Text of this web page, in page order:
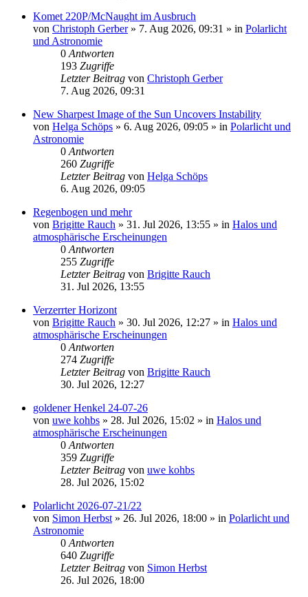
Komet 220P/McNaught im Ausbruch
von Christoph Gerber» 7. Aug 2026, 09:31 » in Polarlicht
und Astronomie
0 Antworten
193 Zugriffe
Letzter Beitrag von Christoph Gerber
7. Aug 2026, 09:31
New Sharpest Image of the Sun Uncovers Instability
von Helga Schöps » 6. Aug 2026, 09:05 » in Polarlicht und
Astronomie
0 Antworten
260 Zugriffe
Letzter Beitrag von Helga Schöps
6. Aug 2026, 09:05
Regenbogen und mehr
von Brigitte Rauch » 31. Jul 2026, 13:55 » in Halos und
atmosphärische Erscheinungen
0 Antworten
255 Zugriffe
Letzter Beitrag von Brigitte Rauch
31. Jul 2026, 13:55
Verzerrter Horizont
von Brigitte Rauch » 30. Jul 2026, 12:27 » in Halos und
atmosphärische Erscheinungen
0 Antworten
274 Zugriffe
Letzter Beitrag von Brigitte Rauch
30. Jul 2026, 12:27
goldener Henkel 24-07-26
von uwe kohbs » 28. Jul 2026, 15:02 » in Halos und
atmosphärische Erscheinungen
0 Antworten
359 Zugriffe
Letzter Beitrag von uwe kohbs
28. Jul 2026, 15:02
Polarlicht 2026-07-21/22
von Simon Herbst » 26. Jul 2026, 18:00 » in Polarlicht und
Astronomie
0 Antworten
640 Zugriffe
Letzter Beitrag von Simon Herbst
26. Jul 2026, 18:00